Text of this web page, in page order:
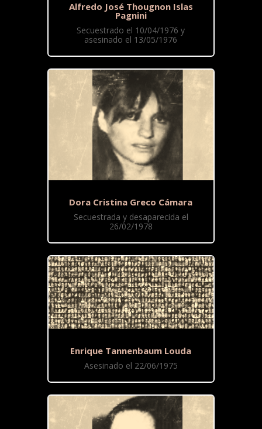
Alfredo José Thougnon Islas
Pagnini
Secuestrado el 10/04/1976 y
asesinado el 13/05/1976
Dora Cristina Greco Cámara
Secuestrada y desaparecida el
26/02/1978
Enrique Tannenbaum Louda
Asesinado el 22/06/1975